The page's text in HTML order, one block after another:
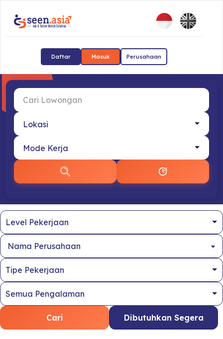
Daftar Masuk Perusahaan
Nama Perusahaan
Cari Dibutuhkan Segera